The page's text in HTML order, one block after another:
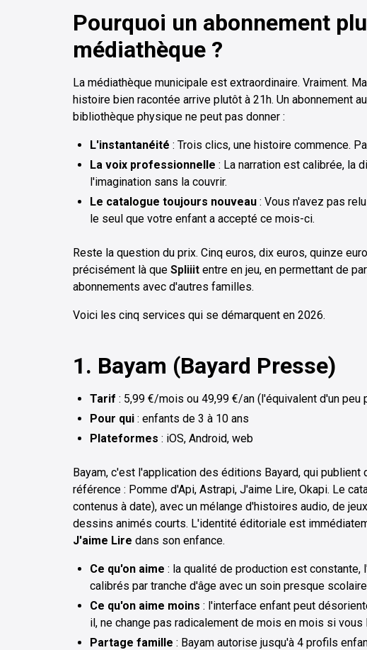
Pourquoi un abonnement
médiathèque ?
La médiathèque municipale est extraordinaire. Vraiment.
histoire bien racontée arrive plutôt à 21h. Un abonnement
bibliothèque physique ne peut pas donner :
L'instantanéité : Trois clics, une histoire commence.
La voix professionnelle : La narration est calibrée, la
l'imagination sans la couvrir.
Le catalogue toujours nouveau : Vous n'avez pas
le seul que votre enfant a accepté ce mois-ci.
Reste la question du prix. Cinq euros, dix euros, quinze
précisément là que Spliiit entre en jeu, en permettant de
abonnements avec d'autres familles.
Voici les cinq services qui se démarquent en 2026.
1. Bayam (Bayard Presse)
Tarif : 5,99 €/mois ou 49,99 €/an (l'équivalent d'un peu
Pour qui : enfants de 3 à 10 ans
Plateformes : iOS, Android, web
Bayam, c'est l'application des éditions Bayard, qui
référence : Pomme d'Api, Astrapi, J'aime Lire, Okapi. Le
contenus à date), avec un mélange d'histoires audio, de
dessins animés courts. L'identité éditoriale est
J'aime Lire dans son enfance.
Ce qu'on aime : la qualité de production est
calibrés par tranche d'âge avec un soin presque
Ce qu'on aime moins : l'interface enfant peut
il, ne change pas radicalement de mois en mois si
Partage famille : Bayam autorise jusqu'à 4 profils